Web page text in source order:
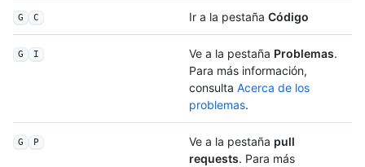
G C Ir a la pestaña Código
G I Ve a la pestaña Problemas.
Para más información,
consulta Acerca de los
problemas.
G P Ve a la pestaña pull
requests. Para más